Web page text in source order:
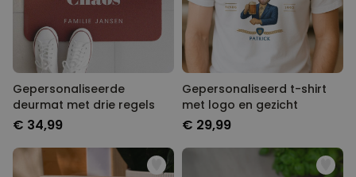
Gepersonaliseerde deurmat
met drie regels
€ 34,99
Gepersonaliseerd t-shirt met
logo en gezicht
€ 29,99